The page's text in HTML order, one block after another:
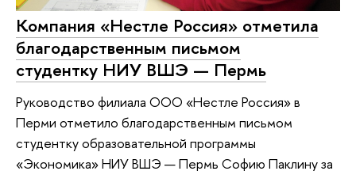
Компания «Нестле Россия» отметила
благодарственным письмом
студентку НИУ ВШЭ — Пермь
Руководство филиала ООО «Нестле Россия» в
Перми отметило благодарственным письмом
студентку образовательной программы
«Экономика» НИУ ВШЭ — Пермь Софию Паклину за